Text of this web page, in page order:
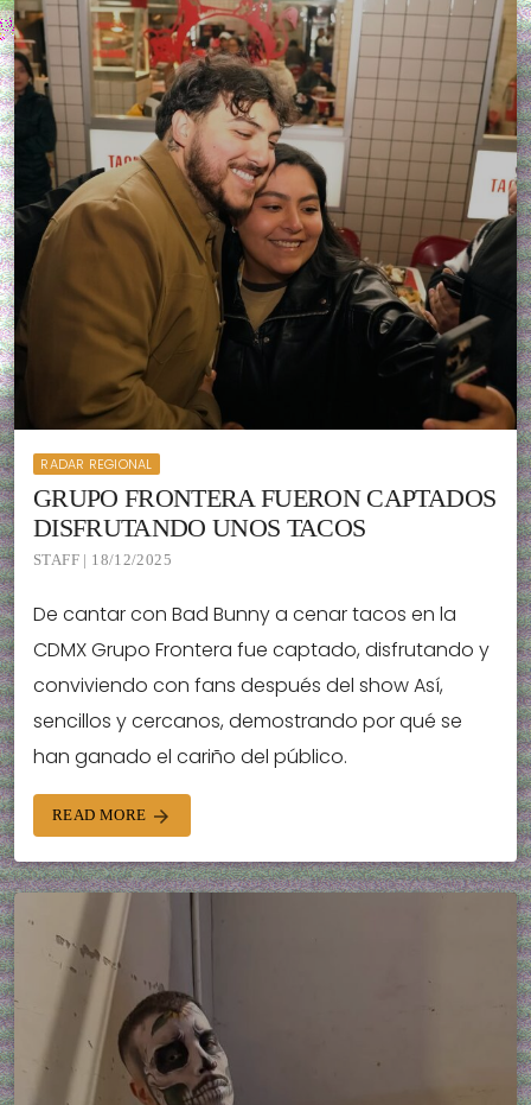
RADAR REGIONAL
GRUPO FRONTERA FUERON CAPTADOS
DISFRUTANDO UNOS TACOS
STAFF | 18/12/2025
De cantar con Bad Bunny a cenar tacos en la
CDMX Grupo Frontera fue captado, disfrutando y
conviviendo con fans después del show Así,
sencillos y cercanos, demostrando por qué se
han ganado el cariño del público.
READ MORE arrow_forward